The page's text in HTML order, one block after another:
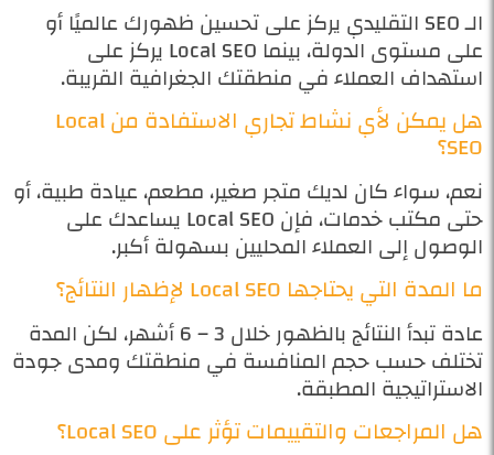
الـ SEO التقليدي يركز على تحسين ظهورك عالميًا أو
على مستوى الدولة، بينما Local SEO يركز على
استهداف العملاء في منطقتك الجغرافية القريبة.
هل يمكن لأي نشاط تجاري الاستفادة من Local
SEO؟
نعم، سواء كان لديك متجر صغير، مطعم، عيادة طبية، أو
حتى مكتب خدمات، فإن Local SEO يساعدك على
الوصول إلى العملاء المحليين بسهولة أكبر.
ما المدة التي يحتاجها Local SEO لإظهار النتائج؟
عادة تبدأ النتائج بالظهور خلال 3 – 6 أشهر، لكن المدة
تختلف حسب حجم المنافسة في منطقتك ومدى جودة
الاستراتيجية المطبقة.
هل المراجعات والتقييمات تؤثر على Local SEO؟